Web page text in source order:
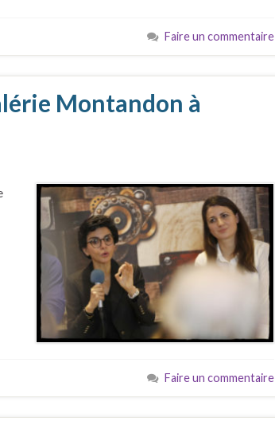
Faire un commentaire
Montandon à
Faire un commentaire